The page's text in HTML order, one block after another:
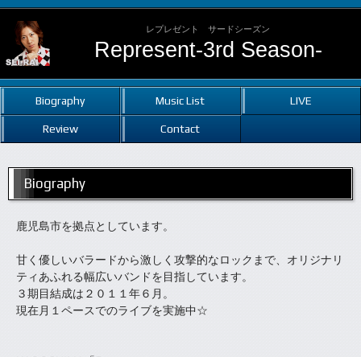
レプレゼント サードシーズン
Represent-3rd Season-
Biography Music List LIVE
Review Contact
Biography
鹿児島市を拠点としています。
甘く優しいバラードから激しく攻撃的なロックまで、オリジナリ
ティあふれる幅広いバンドを目指しています。
３期目結成は２０１１年６月。
現在月１ペースでのライブを実施中☆